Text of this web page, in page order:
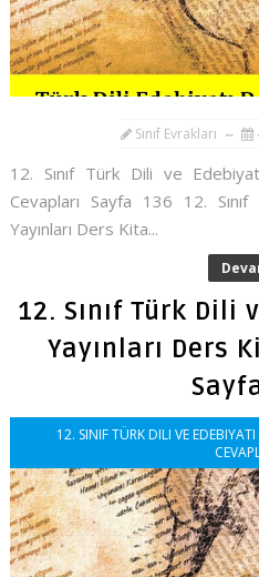
Sınıf Evrakları
12. Sınıf Türk Dili ve
Cevapları Sayfa 136 12.
Yayınları Ders Kita...
12. Sınıf Türk Dili
Yayınları Ders
12. SINIF TÜRK DILI VE